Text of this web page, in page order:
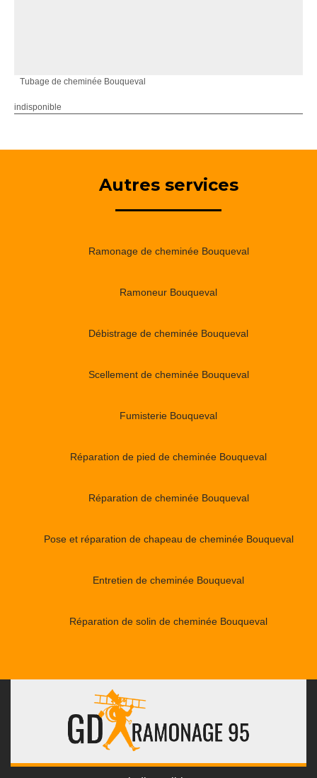
Tubage de cheminée Bouqueval
indisponible
Autres services
Ramonage de cheminée Bouqueval
Ramoneur Bouqueval
Débistrage de cheminée Bouqueval
Scellement de cheminée Bouqueval
Fumisterie Bouqueval
Réparation de pied de cheminée Bouqueval
Réparation de cheminée Bouqueval
Pose et réparation de chapeau de cheminée Bouqueval
Entretien de cheminée Bouqueval
Réparation de solin de cheminée Bouqueval